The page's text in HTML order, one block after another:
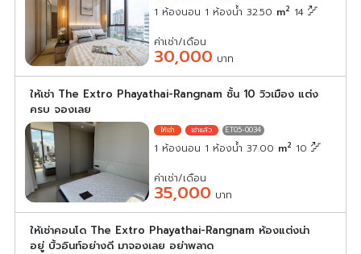
1 ห้องนอน 1 ห้องน้ำ 32.50 m2 14
ค่าเช่า/เดือน
30,000 บาท
ให้เช่า The Extro Phayathai-Rangnam ชั้น 10 วิวเมือง แต่ง
ครบ จองเลย
ET05-0034
1 ห้องนอน 1 ห้องน้ำ 37.00 m2 10
ค่าเช่า/เดือน
35,000 บาท
ให้เช่าคอนโด The Extro Phayathai-Rangnam ห้องแต่งน่า
อยู่ บิ้วอินท์อย่างดี มาจองเลย อย่าพลาด